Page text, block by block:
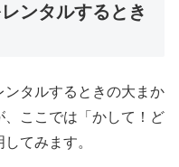
ンタルするとき
タルするときの大まか
ここでは「かして！ど
てみます。